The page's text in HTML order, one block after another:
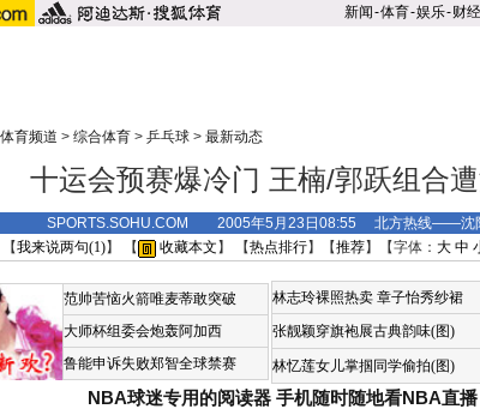
新闻-体育-娱乐-财经
体育频道 > 综合体育> 乒乓球> 最新动态
十运会预赛爆冷门 王楠/郭跃组合
SPORTS.SOHU.COM 2005年5月23日08:55 北方热线——沈
我来说两句(1)】 【 收藏本文 】 【热点排行】【推荐】【字体： 大 中
范帅苦恼火箭唯麦蒂敢突破
大师杯组委会炮轰阿加西
鲁能申诉失败郑智全球禁赛
林志玲裸照热卖 章子怡秀纱裙
张靓颖穿旗袍展古典韵味(图)
林忆莲女儿掌掴同学偷拍(图)
NBA球迷专用的阅读器 手机随时随地看NBA直播